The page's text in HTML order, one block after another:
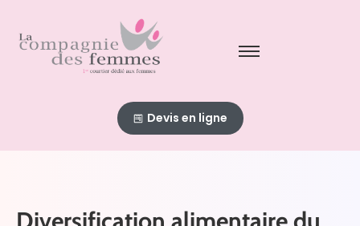
Devis en ligne